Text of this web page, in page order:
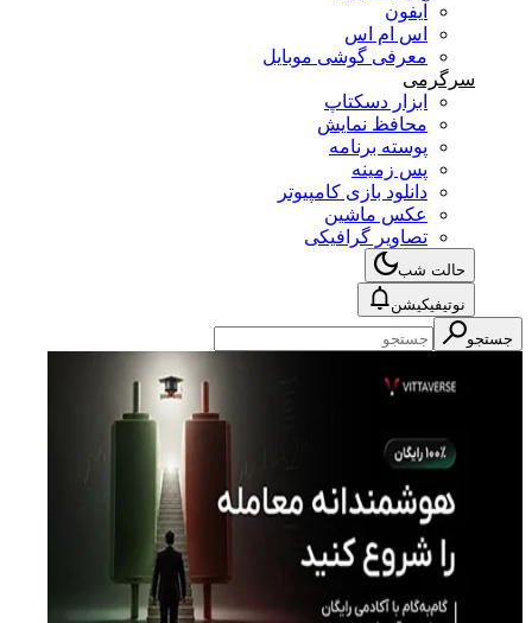
آیفون
اس ام اس
معرفی گوشی موبایل
سرگرمی
ابزار دسکتاپ
محافظ نمایش
پوسته برنامه
پس زمینه
دانلود بازی کامپیوتر
عکس ماشین
تصاویر گرافیکی
حالت شب
نوتیفیکیشن
جستجو